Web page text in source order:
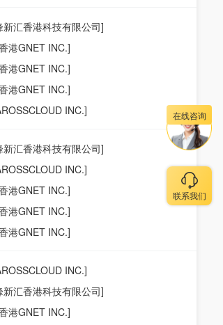
汇香港科技有限公司]
港GNET INC.]
港GNET INC.]
港GNET INC.]
INC.]
汇香港科技有限公司]
INC.]
港GNET INC.]
港GNET INC.]
港GNET INC.]
INC.]
汇香港科技有限公司]
港GNET INC.]
在线咨询
联系我们